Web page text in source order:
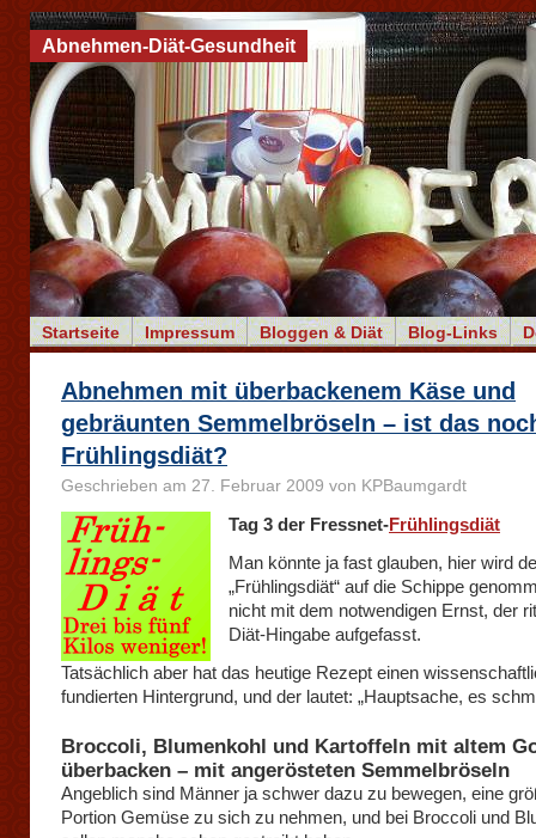
Startseite Impressum Bloggen & Diät Blog-Links
Abnehmen-Diät-Gesundheit
Abnehmen mit überbackenem Käse und
gebräunten Semmelbröseln – ist das
Frühlingsdiät?
Geschrieben am 27. Februar 2009 von KPBaumgardt
Tag 3 der Fressnet-Frühlingsdiät
Man könnte ja fast glauben, hier wird
„Frühlingsdiät“ auf die Schippe
nicht mit dem notwendigen Ernst, der
Diät-Hingabe aufgefasst.
Tatsächlich aber hat das heutige Rezept einen
fundierten Hintergrund, und der lautet: „Hauptsache, es
Broccoli, Blumenkohl und Kartoffeln mit altem
überbacken – mit angerösteten Semmelbröseln
Angeblich sind Männer ja schwer dazu zu bewegen, eine
Portion Gemüse zu sich zu nehmen, und bei Broccoli und